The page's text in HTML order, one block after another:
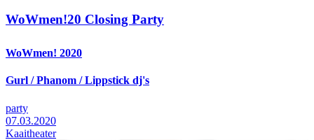
WoWmen!20 Closing Party
WoWmen! 2020
Gurl / Phanom / Lippstick dj's
party
07.03.2020
Kaaitheater